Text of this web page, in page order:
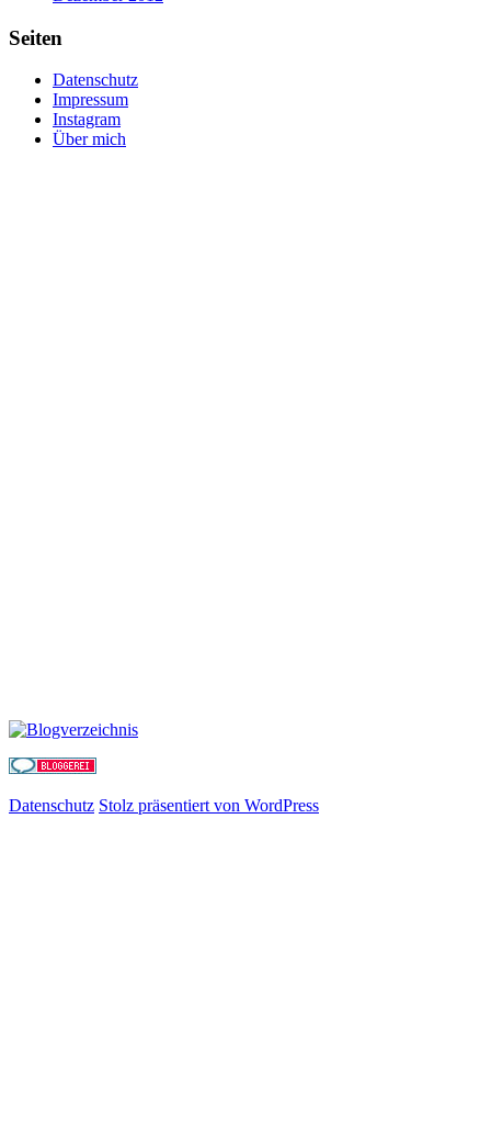
Seiten
Datenschutz
Impressum
Instagram
Über mich
Datenschutz Stolz präsentiert von WordPress